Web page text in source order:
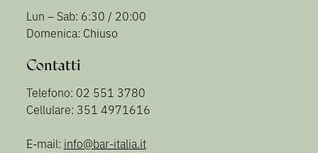
Lun – Sab: 6:30 / 20:00
Domenica: Chiuso
Contatti
Telefono: 02 551 3780
Cellulare: 351 4971616
E-mail: info@bar-italia.it